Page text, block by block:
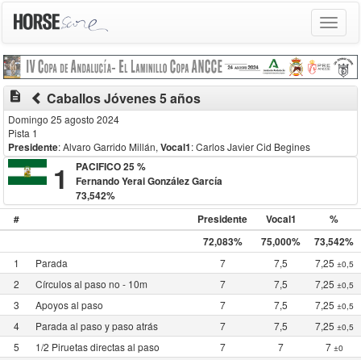
Toggle
description Caballos Jóvenes 5 años
Domingo 25 agosto 2024
Pista 1
Presidente: Alvaro Garrido Millán, Vocal1: Carlos Javier Cid Begines
1
PACIFICO 25 %
Fernando Yerai González García
73,542%
#
Presidente Vocal1
%
72,083%
75,000% 73,542%
1 Parada 7 7,5 7,25 ±0,5
2 Círculos al paso no - 10m 7 7,5 7,25 ±0,5
3 Apoyos al paso 7 7,5 7,25 ±0,5
4 Parada al paso y paso atrás 7 7,5 7,25 ±0,5
5 1/2 Piruetas directas al paso 7 7 7 ±0